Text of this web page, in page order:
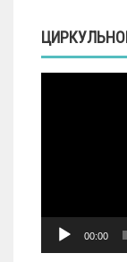
00:00